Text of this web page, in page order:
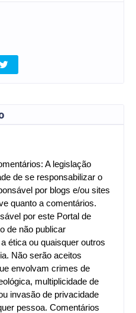
A legislação
de se responsabilizar o
por blogs e/ou sites
quanto a comentários.
por este Portal de
de não publicar
ética ou quaisquer outros
Não serão aceitos
envolvam crimes de
multiplicidade de
invasão de privacidade
pessoa. Comentários